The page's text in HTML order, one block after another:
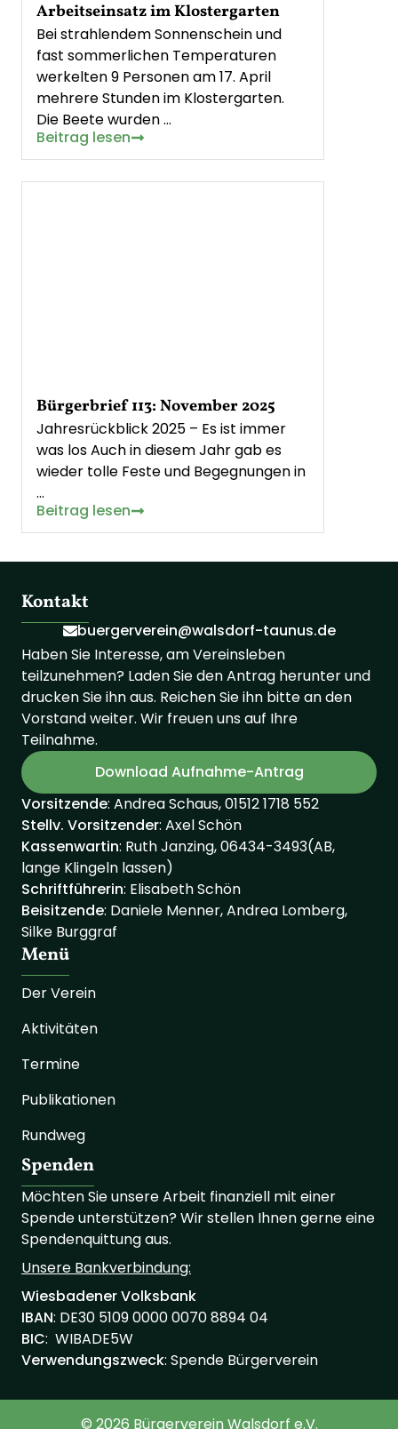
Arbeitseinsatz im Klostergarten
Bei strahlendem Sonnenschein und
fast sommerlichen Temperaturen
werkelten 9 Personen am 17. April
mehrere Stunden im Klostergarten.
Die Beete wurden …
Beitrag lesen
Bürgerbrief 113: November 2025
Jahresrückblick 2025 – Es ist immer
was los Auch in diesem Jahr gab es
wieder tolle Feste und Begegnungen in
…
Beitrag lesen
Kontakt
buergerverein@walsdorf-taunus.de
Haben Sie Interesse, am Vereinsleben
teilzunehmen? Laden Sie den Antrag herunter und
drucken Sie ihn aus. Reichen Sie ihn bitte an den
Vorstand weiter. Wir freuen uns auf Ihre
Teilnahme.
Download Aufnahme-Antrag
Vorsitzende: Andrea Schaus, 01512 1718 552
Stellv. Vorsitzender: Axel Schön
Kassenwartin: Ruth Janzing, 06434-3493(AB,
lange Klingeln lassen)
Schriftführerin: Elisabeth Schön
Beisitzende: Daniele Menner, Andrea Lomberg,
Silke Burggraf
Menü
Der Verein
Aktivitäten
Termine
Publikationen
Rundweg
Spenden
Möchten Sie unsere Arbeit finanziell mit einer
Spende unterstützen? Wir stellen Ihnen gerne eine
Spendenquittung aus.
Unsere Bankverbindung:
Wiesbadener Volksbank
IBAN: ‍‍DE30 ‍5109 ‍0000 ‍0070 ‍8894 ‍04
BIC: WIBADE5W
Verwendungszweck: Spende Bürgerverein
© 2026 Bürgerverein Walsdorf e.V.